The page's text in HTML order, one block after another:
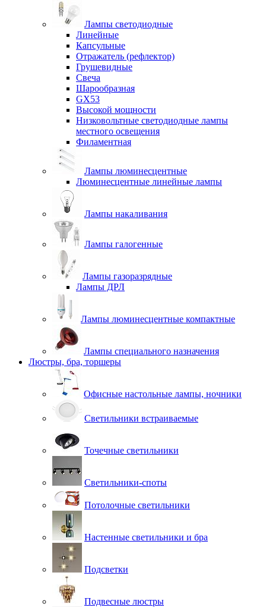
Лампы светодиодные
Линейные
Капсульные
Отражатель (рефлектор)
Грушевидные
Свеча
Шарообразная
GX53
Высокой мощности
Низковольтные светодиодные лампы
местного освещения
Филаментная
Лампы люминесцентные
Люминесцентные линейные лампы
Лампы накаливания
Лампы галогенные
Лампы газоразрядные
Лампы ДРЛ
Лампы люминесцентные компактные
Лампы специального назначения
Люстры, бра, торшеры
Офисные настольные лампы, ночники
Светильники встраиваемые
Точечные светильники
Светильники-споты
Потолочные светильники
Настенные светильники и бра
Подсветки
Подвесные люстры